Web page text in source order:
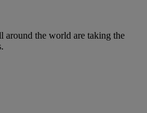
around the world are taking the